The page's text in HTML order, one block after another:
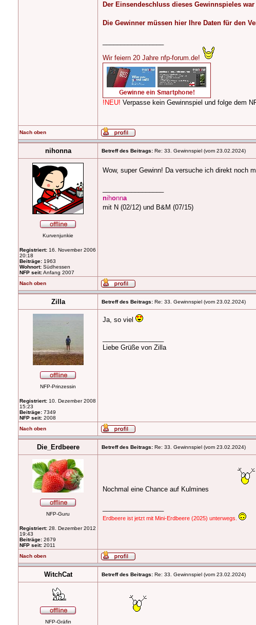
Der Einsendeschluss dieses Gewinnspieles
Die Gewinner müssen hier Ihre Daten für den
Wir feiern 20 Jahre nfp-forum.de!
!NEU! Verpasse kein Gewinnspiel und folge dem
Nach oben
nihonna Betreff des Beitrags: Re: 33. Gewinnspiel (vom 23.02.2024)
Kurvenjunkie
Registriert: 16. November 2006
20:18
Beiträge: 1963
Wohnort: Südhessen
NFP seit:Anfang 2007
Wow, super Gewinn! Da versuche ich direkt noch
nihonna
mit N (02/12) und B&M (07/15)
Nach oben
Zilla Betreff des Beitrags: Re: 33. Gewinnspiel (vom 23.02.2024)
NFP-Prinzessin
Registriert: 10. Dezember 2008
15:23
Beiträge: 7349
NFP seit: 2008
Ja, so viel
Liebe Grüße von Zilla
Nach oben
Die_Erdbeere Betreff des Beitrags: Re: 33. Gewinnspiel (vom 23.02.2024)
NFP-Guru
Registriert: 28. Dezember 2012
19:43
Beiträge: 2679
NFP seit: 2011
Nochmal eine Chance auf Kulmines
Erdbeere ist jetzt mit Mini-Erdbeere (2025) unterwegs.
Nach oben
WitchCat Betreff des Beitrags: Re: 33. Gewinnspiel (vom 23.02.2024)
NFP-Gräfin